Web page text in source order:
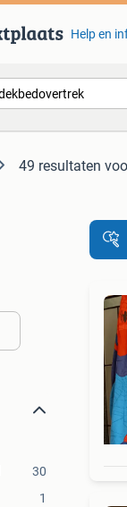
Help en
49 resultaten
30
1